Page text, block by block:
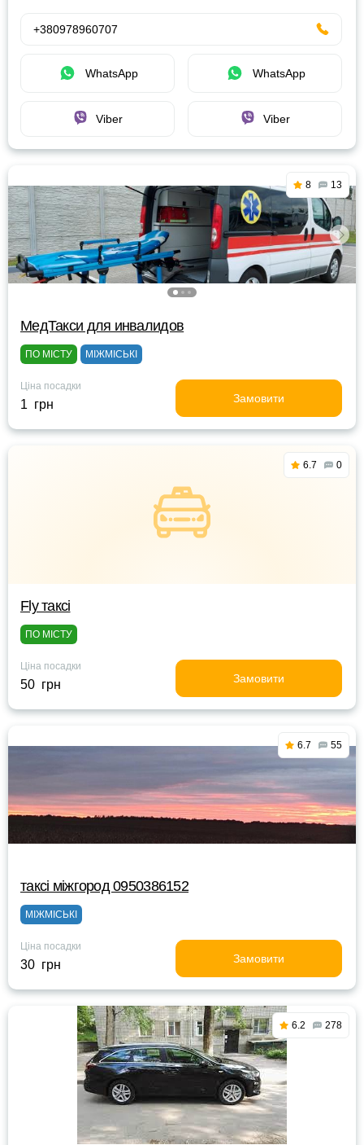
+380978960707
WhatsApp WhatsApp
Viber Viber
8 13
МедТакси для инвалидов
ПО МІСТУ МІЖМІСЬКІ
Ціна посадки
1 грн Замовити
6.7 0
Fly таксі
ПО МІСТУ
Ціна посадки
50 грн Замовити
6.7 55
таксі міжгород 0950386152
МІЖМІСЬКІ
Ціна посадки
30 грн Замовити
6.2 278